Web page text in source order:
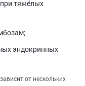
тяжёлых
эндокринных
от нескольких